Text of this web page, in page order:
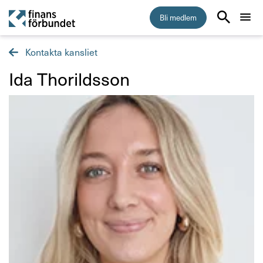
Bli medlem
Medlemskap
Råd & stöd
Om Finansförbundet
Kontakta oss
Organisation och uppdrag
Så hanterar vi dina personuppgifter
Kontakta kansliet
Ida Thorildsson